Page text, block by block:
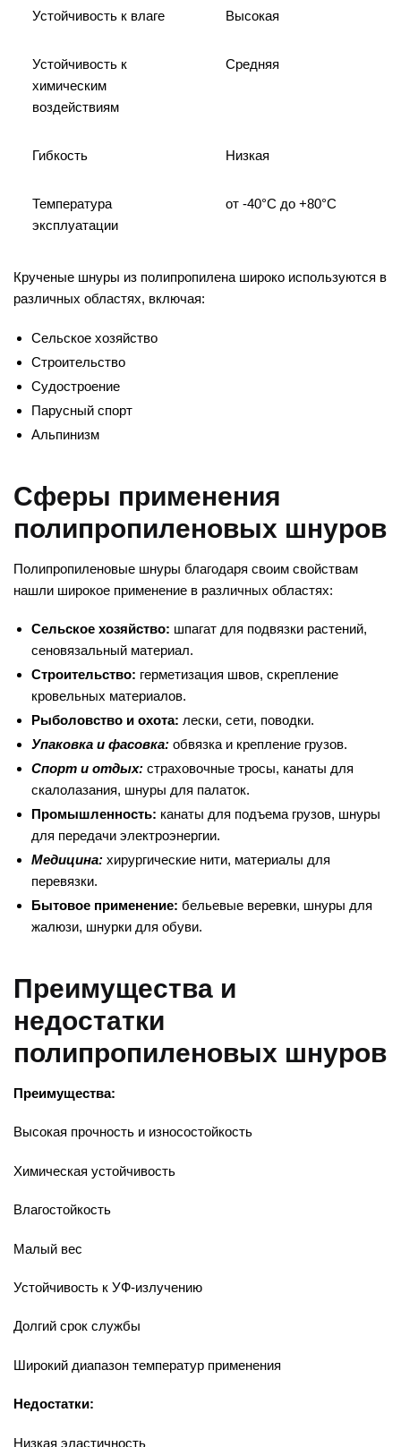
Устойчивость к влаге Высокая
Устойчивость к
химическим
воздействиям
Средняя
Гибкость Низкая
Температура
эксплуатации
от -40°C до +80°C
Крученые шнуры из полипропилена широко используются в
различных областях, включая:
Сельское хозяйство
Строительство
Судостроение
Парусный спорт
Альпинизм
Сферы применения
полипропиленовых шнуров
Полипропиленовые шнуры благодаря своим свойствам
нашли широкое применение в различных областях:
Сельское хозяйство: шпагат для подвязки растений,
сеновязальный материал.
Строительство: герметизация швов, скрепление
кровельных материалов.
Рыболовство и охота: лески, сети, поводки.
Упаковка и фасовка: обвязка и крепление грузов.
Спорт и отдых: страховочные тросы, канаты для
скалолазания, шнуры для палаток.
Промышленность: канаты для подъема грузов, шнуры
для передачи электроэнергии.
Медицина: хирургические нити, материалы для
перевязки.
Бытовое применение: бельевые веревки, шнуры для
жалюзи, шнурки для обуви.
Преимущества и
недостатки
полипропиленовых шнуров
Преимущества:
Высокая прочность и износостойкость
Химическая устойчивость
Влагостойкость
Малый вес
Устойчивость к УФ-излучению
Долгий срок службы
Широкий диапазон температур применения
Недостатки:
Низкая эластичность